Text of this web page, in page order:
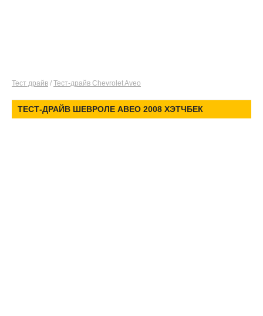
Тест драйв / Тест-драйв Chevrolet Aveo
ТЕСТ-ДРАЙВ ШЕВРОЛЕ АВЕО 2008 ХЭТЧБЕК